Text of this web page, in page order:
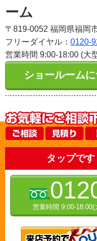
ーム
〒819-0052 福岡県福岡
フリーダイヤル： 0120-
営業時間 9:00-18:00 (大
ショールーム
タップで
営業時間 9:00-